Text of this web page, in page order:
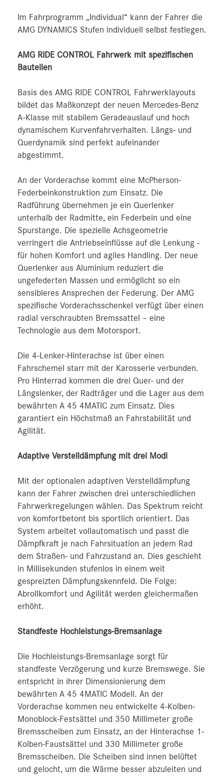
Im Fahrprogramm „Individual“ kann der Fahrer die
AMG DYNAMICS Stufen individuell selbst festlegen.
AMG RIDE CONTROL Fahrwerk mit spezifischen
Bauteilen
Basis des AMG RIDE CONTROL Fahrwerklayouts
bildet das Maßkonzept der neuen Mercedes-Benz
A-Klasse mit stabilem Geradeauslauf und hoch
dynamischem Kurvenfahrverhalten. Längs- und
Querdynamik sind perfekt aufeinander
abgestimmt.
An der Vorderachse kommt eine McPherson-
Federbeinkonstruktion zum Einsatz. Die
Radführung übernehmen je ein Querlenker
unterhalb der Radmitte, ein Federbein und eine
Spurstange. Die spezielle Achsgeometrie
verringert die Antriebseinflüsse auf die Lenkung ‑
für hohen Komfort und agiles Handling. Der neue
Querlenker aus Aluminium reduziert die
ungefederten Massen und ermöglicht so ein
sensibleres Ansprechen der Federung. Der AMG
spezifische Vorderachsschenkel verfügt über einen
radial verschraubten Bremssattel – eine
Technologie aus dem Motorsport.
Die 4-Lenker-Hinterachse ist über einen
Fahrschemel starr mit der Karosserie verbunden.
Pro Hinterrad kommen die drei Quer- und der
Längslenker, der Radträger und die Lager aus dem
bewährten A 45 4MATIC zum Einsatz. Dies
garantiert ein Höchstmaß an Fahrstabilität und
Agilität.
Adaptive Verstelldämpfung mit drei Modi
Mit der optionalen adaptiven Verstelldämpfung
kann der Fahrer zwischen drei unterschiedlichen
Fahrwerkregelungen wählen. Das Spektrum reicht
von komfortbetont bis sportlich orientiert. Das
System arbeitet vollautomatisch und passt die
Dämpfkraft je nach Fahrsituation an jedem Rad
dem Straßen- und Fahrzustand an. Dies geschieht
in Millisekunden stufenlos in einem weit
gespreizten Dämpfungskennfeld. Die Folge:
Abrollkomfort und Agilität werden gleichermaßen
erhöht.
Standfeste Hochleistungs-Bremsanlage
Die Hochleistungs-Bremsanlage sorgt für
standfeste Verzögerung und kurze Bremswege. Sie
entspricht in ihrer Dimensionierung dem
bewährten A 45 4MATIC Modell. An der
Vorderachse kommen neu entwickelte 4-Kolben-
Monoblock-Festsättel und 350 Millimeter große
Bremsscheiben zum Einsatz, an der Hinterachse 1-
Kolben-Faustsättel und 330 Millimeter große
Bremsscheiben. Die Scheiben sind innen belüftet
und gelocht, um die Wärme besser abzuleiten und